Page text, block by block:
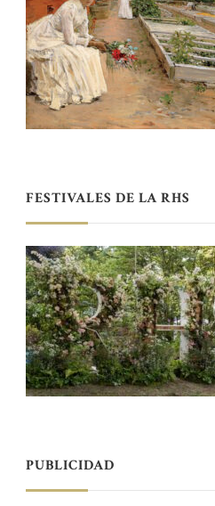
FESTIVALES DE LA RHS
PUBLICIDAD